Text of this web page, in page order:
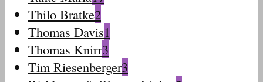
Thilo Bratke2
Thomas Davis1
Thomas Knirr3
Tim Riesenberger3